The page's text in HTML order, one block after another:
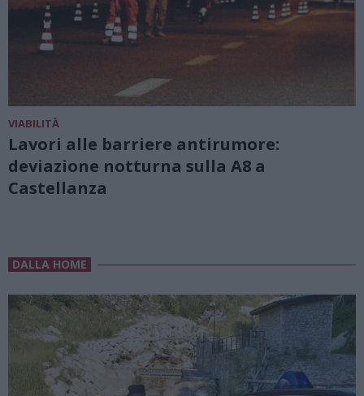
VIABILITÀ
Lavori alle barriere antirumore:
deviazione notturna sulla A8 a
Castellanza
DALLA HOME